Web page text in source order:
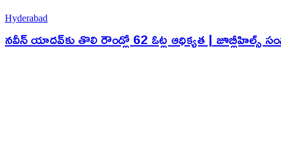
Hyderabad
నవీన్ యాదవ్‌కు తొలి రౌండ్లో 62 ఓట్ల ఆధిక్యత | జూబ్లీహిల్స్